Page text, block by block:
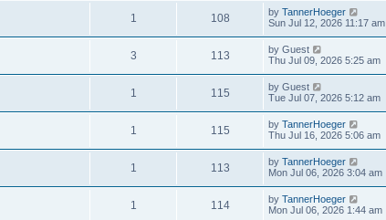
1 108 by TannerHoeger
Sun Jul 12, 2026 11:17 am
3 113 by Guest
Thu Jul 09, 2026 5:25 am
1 115 by Guest
Tue Jul 07, 2026 5:12 am
1 115 by TannerHoeger
Thu Jul 16, 2026 5:06 am
1 113 by TannerHoeger
Mon Jul 06, 2026 3:04 am
1 114 by TannerHoeger
Mon Jul 06, 2026 1:44 am